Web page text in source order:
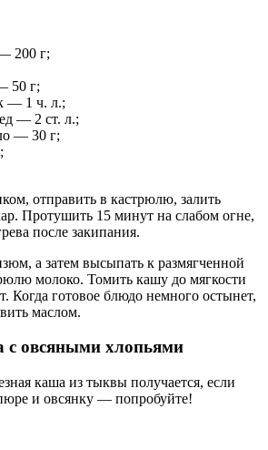
200 г;
50 г;
— 1 ч. л.;
— 2 ст. л.;
— 30 г;
отправить в кастрюлю, залить
Протушить 15 минут на слабом огне,
после закипания.
а затем высыпать к размягченной
молоко. Томить кашу до мягкости
готовое блюдо немного остынет,
маслом.
овсяными хлопьями
каша из тыквы получается, если
и овсянку — попробуйте!